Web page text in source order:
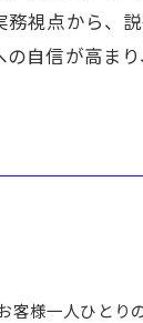
視点から、
自信が高ま
客様一人ひとり